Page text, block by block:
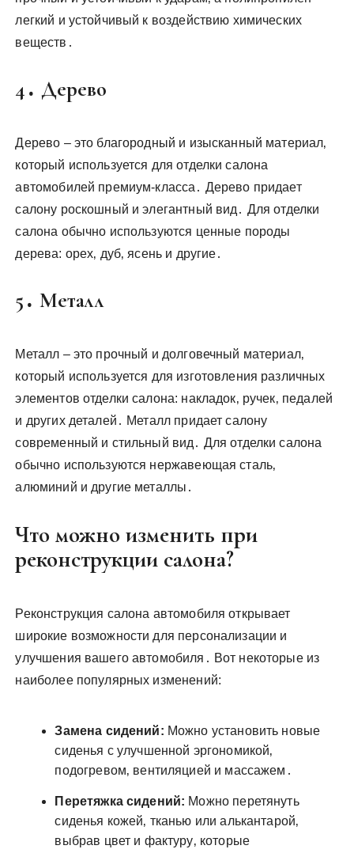
легкий и устойчивый к воздействию химических
веществ․
4․ Дерево
Дерево – это благородный и изысканный материал‚
который используется для отделки салона
автомобилей премиум-класса․ Дерево придает
салону роскошный и элегантный вид․ Для отделки
салона обычно используются ценные породы
дерева: орех‚ дуб‚ ясень и другие․
5․ Металл
Металл – это прочный и долговечный материал‚
который используется для изготовления различных
элементов отделки салона: накладок‚ ручек‚ педалей
и других деталей․ Металл придает салону
современный и стильный вид․ Для отделки салона
обычно используются нержавеющая сталь‚
алюминий и другие металлы․
Что можно изменить при
реконструкции салона?
Реконструкция салона автомобиля открывает
широкие возможности для персонализации и
улучшения вашего автомобиля․ Вот некоторые из
наиболее популярных изменений:
Замена сидений: Можно установить новые
сиденья с улучшенной эргономикой‚
подогревом‚ вентиляцией и массажем․
Перетяжка сидений: Можно перетянуть
сиденья кожей‚ тканью или алькантарой‚
выбрав цвет и фактуру‚ которые